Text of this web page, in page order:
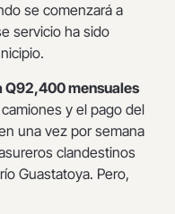
se comenzará a
servicio ha sido
Q92,400 mensuales
y el pago del
una vez por semana
clandestinos
Guastatoya. Pero,